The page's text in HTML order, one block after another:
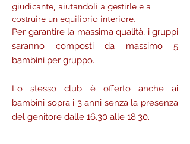
giudicante, aiutandoli a gestirle e a
costruire un equilibrio interiore.
Per garantire la massima qualità, i gruppi
saranno composti da massimo 5
bambini per gruppo.
Lo stesso club è offerto anche ai
bambini sopra i 3 anni senza la presenza
del genitore dalle 16.30 alle 18.30.